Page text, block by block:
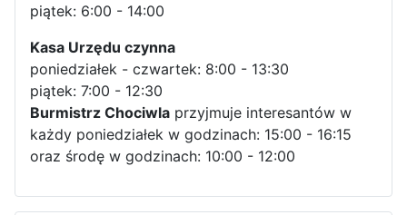
piątek: 6:00 - 14:00
Kasa Urzędu czynna
poniedziałek - czwartek: 8:00 - 13:30
piątek: 7:00 - 12:30
Burmistrz Chociwla przyjmuje interesantów w
każdy poniedziałek w godzinach: 15:00 - 16:15
oraz środę w godzinach: 10:00 - 12:00